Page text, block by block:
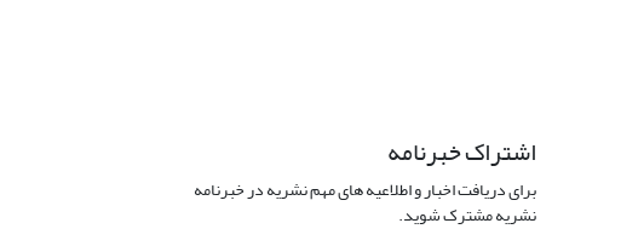
اشتراک خبرنامه
برای دریافت اخبار و اطلاعیه های مهم نشریه در خبرنامه
نشریه مشترک شوید.